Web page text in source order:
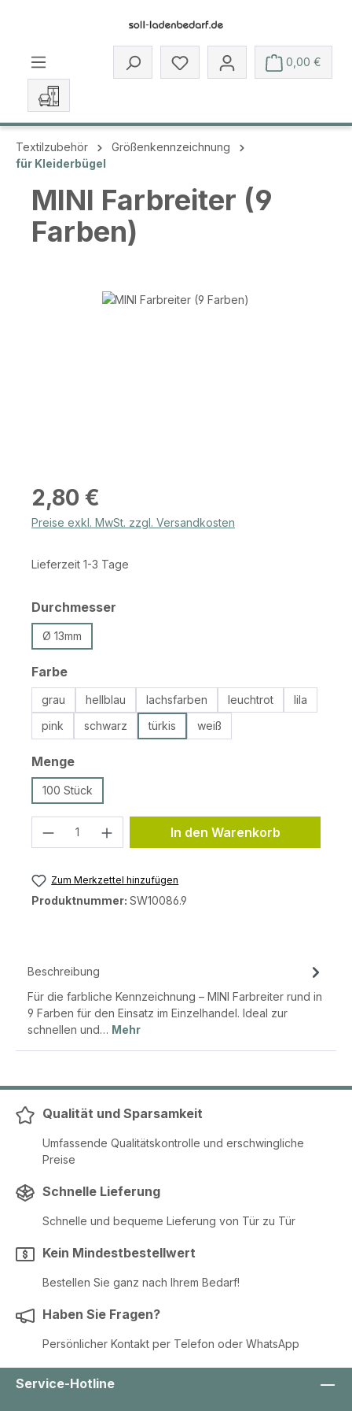
Du hast 0 Produkte auf dem
0,00 €
Textilzubehör
Größenkennzeichnung
für Kleiderbügel
MINI Farbreiter (9
Farben)
Bildergalerie überspringen
Regulärer Preis:
2,80 €
Preise exkl. MwSt. zzgl. Versandkosten
Lieferzeit 1-3 Tage
Durchmesser
Ø 13mm
Farbeauswählen
grau hellblau lachsfarben leuchtrot
lila
pink
schwarz türkis weiß
Mengeauswählen
100 Stück
Produkt Anzahl: Gib den
In den Warenkorb
Zum Merkzettel hinzufügen
Produktnummer: SW10086.9
Beschreibung
Für die farbliche Kennzeichnung – MINI Farbreiter rund in
9 Farben für den Einsatz im Einzelhandel. Ideal zur
schnellen und… Mehr
Qualität und Sparsamkeit
Umfassende Qualitätskontrolle und erschwingliche
Preise
Schnelle Lieferung
Schnelle und bequeme Lieferung von Tür zu Tür
Kein Mindestbestellwert
Bestellen Sie ganz nach Ihrem Bedarf!
Haben Sie Fragen?
Persönlicher Kontakt per Telefon oder WhatsApp
Service-Hotline